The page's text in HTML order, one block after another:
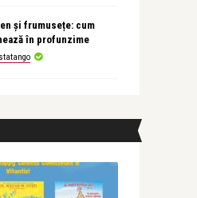
și frumusețe: cum
în profunzime